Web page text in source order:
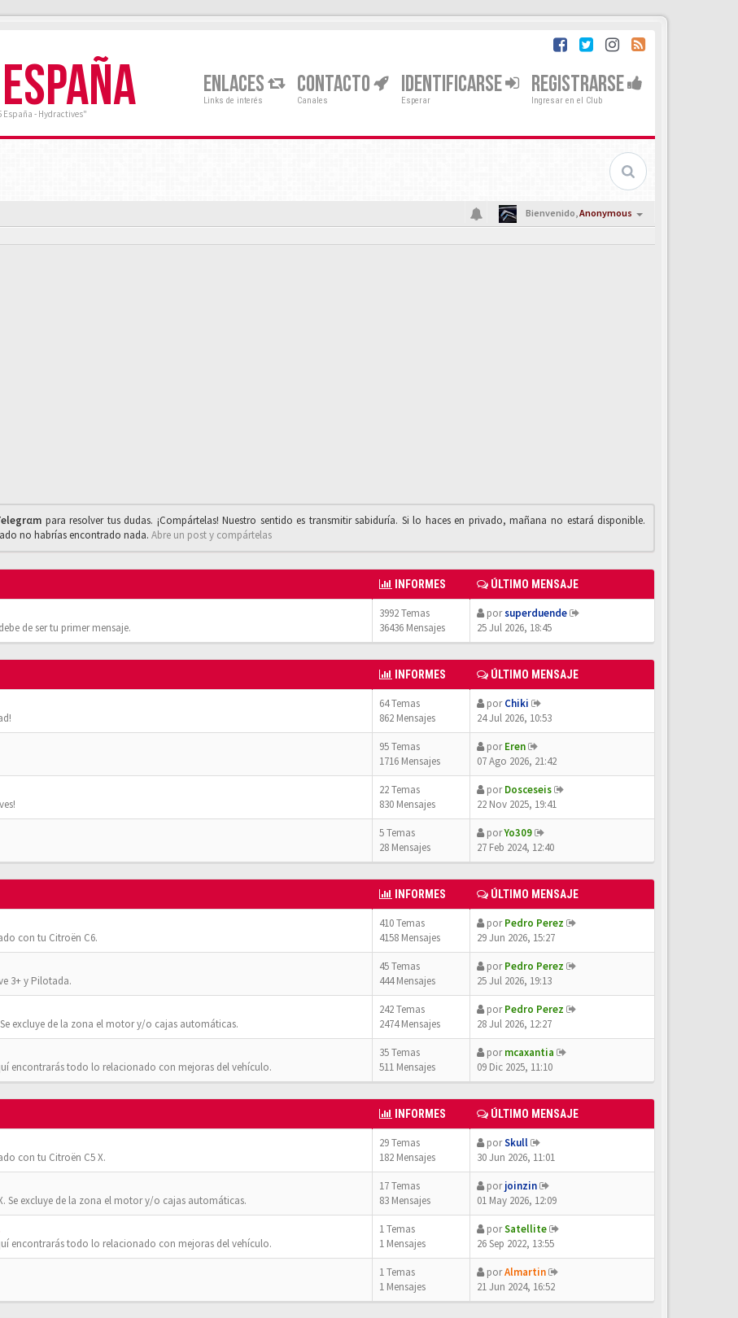
- Hydractives"
ENLACES
Links de interés
CONTACTO
Canales
IDENTIFICARSE
Esperar
REGISTRARSE
Ingresar en el Club
Bienvenido,Anonymous
para resolver tus dudas. ¡Compártelas! Nuestro sentido es transmitir sabiduría. Si lo haces en privado, mañana no estará disponible.
no habrías encontrado nada. Abre un post y compártelas
INFORMES ÚLTIMO MENSAJE
de ser tu primer mensaje.
3992 Temas
36436 Mensajes
porsuperduende
25 Jul 2026, 18:45
INFORMES ÚLTIMO MENSAJE
64 Temas
862 Mensajes
porChiki
24 Jul 2026, 10:53
95 Temas
1716 Mensajes
porEren
07 Ago 2026, 21:42
22 Temas
830 Mensajes
porDosceseis
22 Nov 2025, 19:41
5 Temas
28 Mensajes
porYo309
27 Feb 2024, 12:40
INFORMES ÚLTIMO MENSAJE
con tu Citroën C6.
410 Temas
4158 Mensajes
porPedro Perez
29 Jun 2026, 15:27
3+ y Pilotada.
45 Temas
444 Mensajes
porPedro Perez
25 Jul 2026, 19:13
excluye de la zona el motor y/o cajas automáticas.
242 Temas
2474 Mensajes
porPedro Perez
28 Jul 2026, 12:27
encontrarás todo lo relacionado con mejoras del vehículo.
35 Temas
511 Mensajes
pormcaxantia
09 Dic 2025, 11:10
INFORMES ÚLTIMO MENSAJE
con tu Citroën C5 X.
29 Temas
182 Mensajes
porSkull
30 Jun 2026, 11:01
Se excluye de la zona el motor y/o cajas automáticas.
17 Temas
83 Mensajes
porjoinzin
01 May 2026, 12:09
encontrarás todo lo relacionado con mejoras del vehículo.
1 Temas
1 Mensajes
porSatellite
26 Sep 2022, 13:55
1 Temas
1 Mensajes
porAlmartin
21 Jun 2024, 16:52